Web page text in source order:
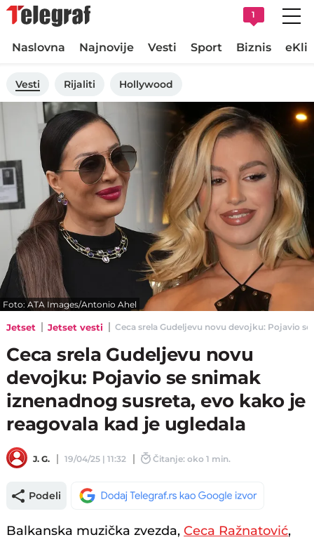
1
Naslovna Najnovije Vesti Sport Biznis
Vesti Rijaliti Hollywood
Foto: ATA Images/Antonio Ahel
Jetset Jetset vesti Ceca srela Gudeljevu novu devojku: Pojavio
Ceca srela Gudeljevu novu
devojku: Pojavio se snimak
iznenadnog susreta, evo kako je
reagovala kad je ugledala
J. G. 19/04/25 | 11:32 Čitanje: oko 1 min.
Podeli
Balkanska muzička zvezda,Ceca Ražnatović,